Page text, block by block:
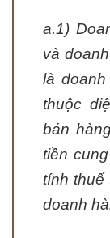
a.1)
và
là
thuộc
bán
tiền
tính thuế
doanh